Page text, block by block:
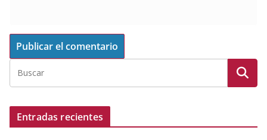
Entradas recientes